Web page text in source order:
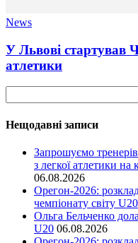
News
У Львові стартував
атлетики
Нещодавні записи
Запрошуємо тренерів
з легкої атлетики на
06.08.2026
Орегон-2026:
чемпіонату світу U20
Ольга Бельченко
U20 06.08.2026